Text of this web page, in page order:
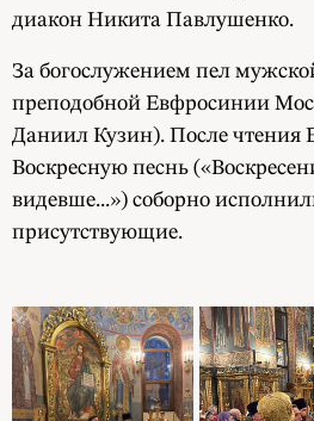
диакон Никита Павлушенко.
За богослужением пел
преподобной Евфросинии
Даниил Кузин). После чтения
Воскресную песнь
видевше...») соборно
присутствующие.